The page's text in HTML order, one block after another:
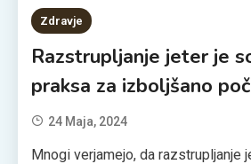
Zdravje
Razstrupljanje jeter je
praksa za izboljšano
24 Maja, 2024
Mnogi verjamejo, da razstrupljanje